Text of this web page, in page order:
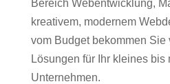
Bereich Webentwicklung,
kreativem, modernem
vom Budget bekommen
Lösungen für Ihr kleines bis
Unternehmen.